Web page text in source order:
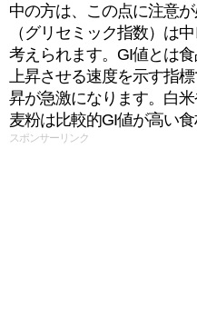
中の方は、この点に注意
（グリセミック指数）は
考えられます。GI値とは
上昇させる速度を示す指
昇が急激になります。白
麦粉は比較的GI値が高い食
スポンサーリンク